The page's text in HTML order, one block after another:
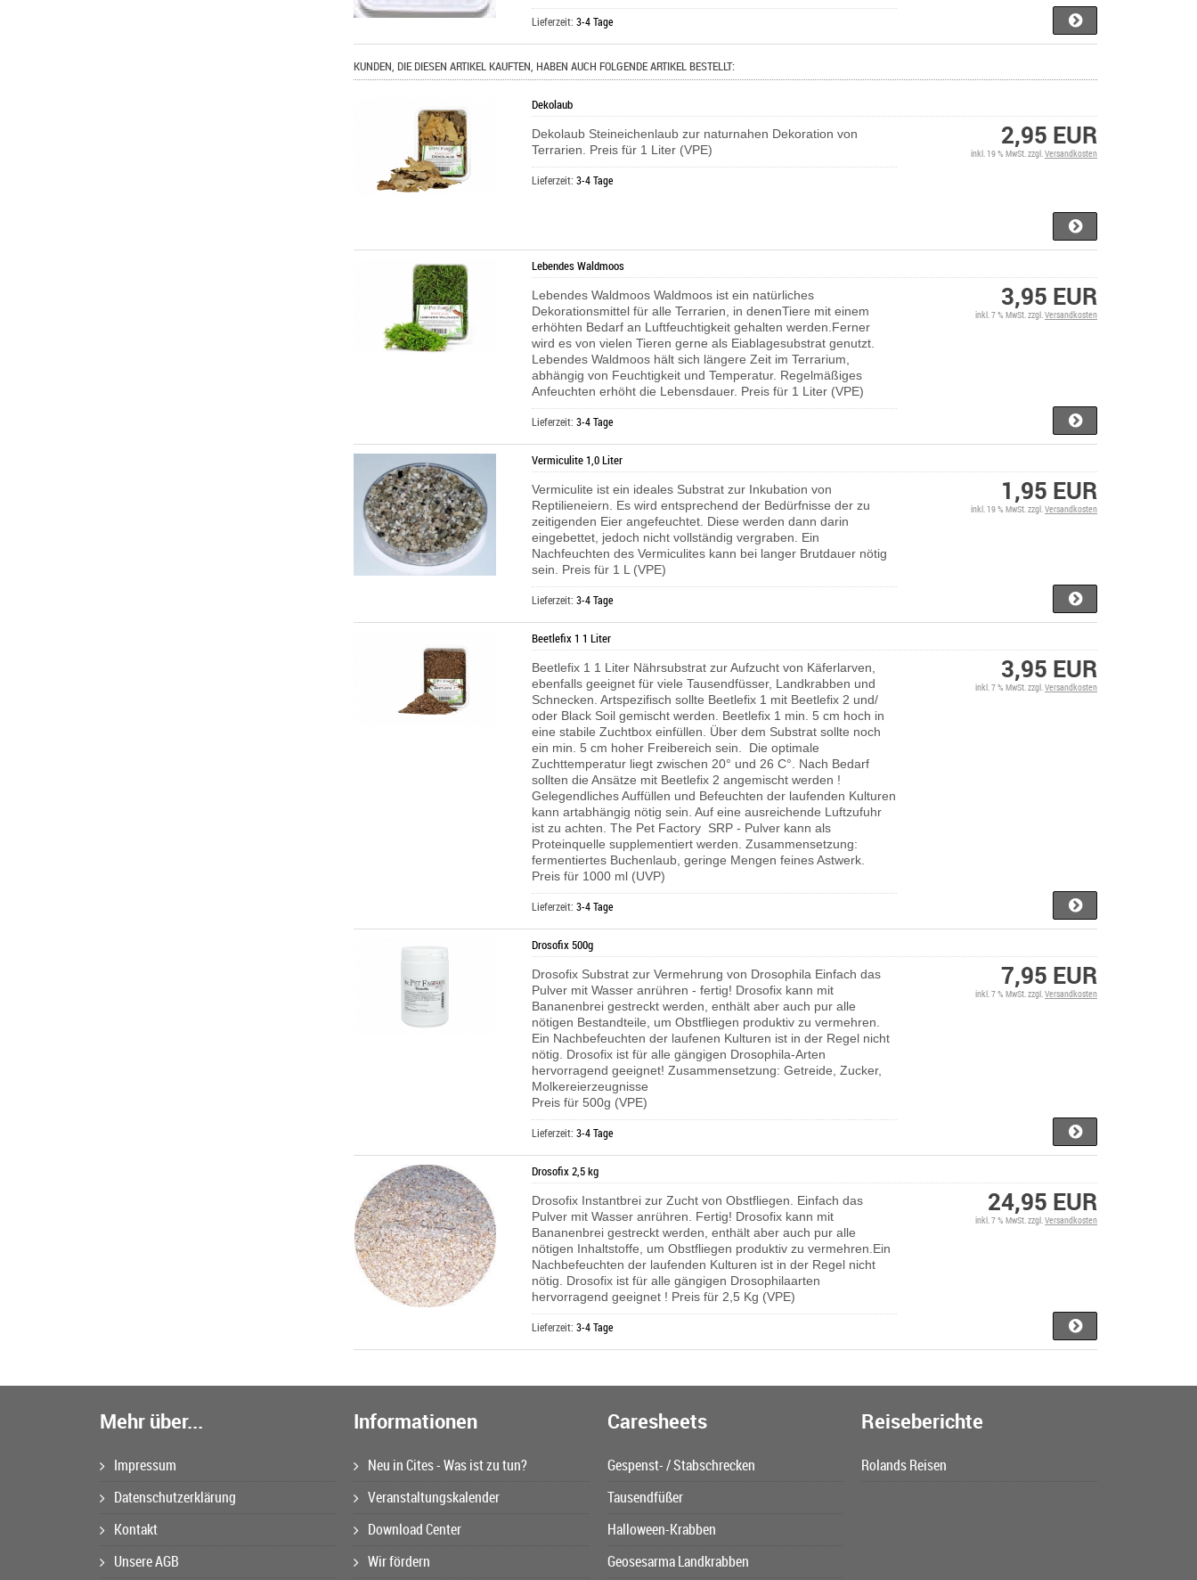
Lieferzeit:3-4 Tage
KUNDEN, DIE DIESEN ARTIKEL KAUFTEN, HABEN AUCH FOLGENDE ARTIKEL BESTELLT:
Dekolaub
Dekolaub Steineichenlaub zur naturnahen Dekoration von
Terrarien. Preis für 1 Liter (VPE)
Lieferzeit:3-4 Tage
2,95 EUR
inkl. 19 % MwSt. zzgl.Versandkosten
Lebendes Waldmoos
Lebendes Waldmoos Waldmoos ist ein natürliches
Dekorationsmittel für alle Terrarien, in denenTiere mit einem
erhöhten Bedarf an Luftfeuchtigkeit gehalten werden.Ferner
wird es von vielen Tieren gerne als Eiablagesubstrat genutzt.
Lebendes Waldmoos hält sich längere Zeit im Terrarium,
abhängig von Feuchtigkeit und Temperatur. Regelmäßiges
Anfeuchten erhöht die Lebensdauer. Preis für 1 Liter (VPE)
Lieferzeit:3-4 Tage
3,95 EUR
inkl. 7 % MwSt. zzgl.Versandkosten
Vermiculite 1,0 Liter
Vermiculite ist ein ideales Substrat zur Inkubation von
Reptilieneiern. Es wird entsprechend der Bedürfnisse der zu
zeitigenden Eier angefeuchtet. Diese werden dann darin
eingebettet, jedoch nicht vollständig vergraben. Ein
Nachfeuchten des Vermiculites kann bei langer Brutdauer nötig
sein. Preis für 1 L (VPE)
Lieferzeit:3-4 Tage
1,95 EUR
inkl. 19 % MwSt. zzgl.Versandkosten
Beetlefix 1 1 Liter
Beetlefix 1 1 Liter Nährsubstrat zur Aufzucht von Käferlarven,
ebenfalls geeignet für viele Tausendfüsser, Landkrabben und
Schnecken. Artspezifisch sollte Beetlefix 1 mit Beetlefix 2 und/
oder Black Soil gemischt werden. Beetlefix 1 min. 5 cm hoch in
eine stabile Zuchtbox einfüllen. Über dem Substrat sollte noch
ein min. 5 cm hoher Freibereich sein. Die optimale
Zuchttemperatur liegt zwischen 20° und 26 C°. Nach Bedarf
sollten die Ansätze mit Beetlefix 2 angemischt werden !
Gelegendliches Auffüllen und Befeuchten der laufenden Kulturen
kann artabhängig nötig sein. Auf eine ausreichende Luftzufuhr
ist zu achten.The Pet Factory SRP - Pulver kann als
Proteinquelle supplementiert werden.Zusammensetzung:
fermentiertes Buchenlaub, geringe Mengen feines Astwerk.
Preis für 1000 ml (UVP)
Lieferzeit:3-4 Tage
3,95 EUR
inkl. 7 % MwSt. zzgl.Versandkosten
Drosofix 500g
Drosofix Substrat zur Vermehrung von Drosophila Einfach das
Pulver mit Wasser anrühren - fertig! Drosofix kann mit
Bananenbrei gestreckt werden, enthält aber auch pur alle
nötigen Bestandteile, um Obstfliegen produktiv zu vermehren.
Ein Nachbefeuchten der laufenen Kulturen ist in der Regel nicht
nötig. Drosofix ist für alle gängigen Drosophila-Arten
hervorragend geeignet! Zusammensetzung: Getreide, Zucker,
Molkereierzeugnisse
Preis für 500g (VPE)
Lieferzeit:3-4 Tage
7,95 EUR
inkl. 7 % MwSt. zzgl.Versandkosten
Drosofix 2,5 kg
Drosofix Instantbrei zur Zucht von Obstfliegen. Einfach das
Pulver mit Wasser anrühren. Fertig! Drosofix kann mit
Bananenbrei gestreckt werden, enthält aber auch pur alle
nötigen Inhaltstoffe, um Obstfliegen produktiv zu vermehren.Ein
Nachbefeuchten der laufenden Kulturen ist in der Regel nicht
nötig. Drosofix ist für alle gängigen Drosophilaarten
hervorragend geeignet ! Preis für 2,5 Kg (VPE)
Lieferzeit:3-4 Tage
24,95 EUR
inkl. 7 % MwSt. zzgl.Versandkosten
Mehr über...
Impressum
Datenschutzerklärung
Kontakt
Unsere AGB
Informationen
Neu in Cites - Was ist zu tun?
Veranstaltungskalender
Download Center
Wir fördern
Caresheets
Gespenst- / Stabschrecken
Tausendfüßer
Halloween-Krabben
Geosesarma Landkrabben
Reiseberichte
Rolands Reisen